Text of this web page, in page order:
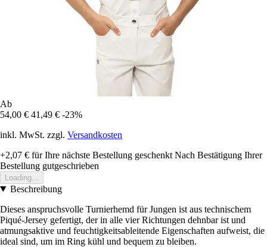
Ab
54,00 € 41,49 € -23%
inkl. MwSt. zzgl. Versandkosten
+2,07 € für Ihre nächste Bestellung geschenkt Nach Bestätigung Ihrer
Bestellung gutgeschrieben
Loading...
Beschreibung
Dieses anspruchsvolle Turnierhemd für Jungen ist aus technischem
Piqué-Jersey gefertigt, der in alle vier Richtungen dehnbar ist und
atmungsaktive und feuchtigkeitsableitende Eigenschaften aufweist, die
ideal sind, um im Ring kühl und bequem zu bleiben.